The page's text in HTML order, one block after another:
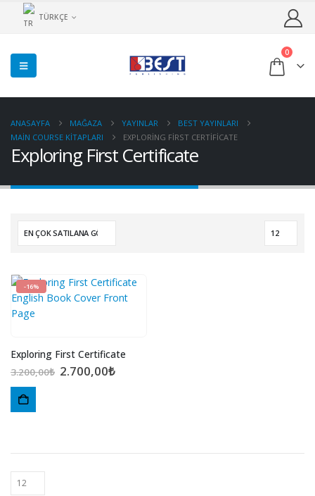
TÜRKÇE
0
ANASAYFA MAĞAZA YAYINLAR
BEST YAYINLARI
MAIN COURSE KITAPLARI
EXPLORING FIRST CERTIFICATE
Exploring First Certificate
-16%
Exploring First Certificate
3.200,00₺ Orijinal
fiyat:
2.700,00₺Şu